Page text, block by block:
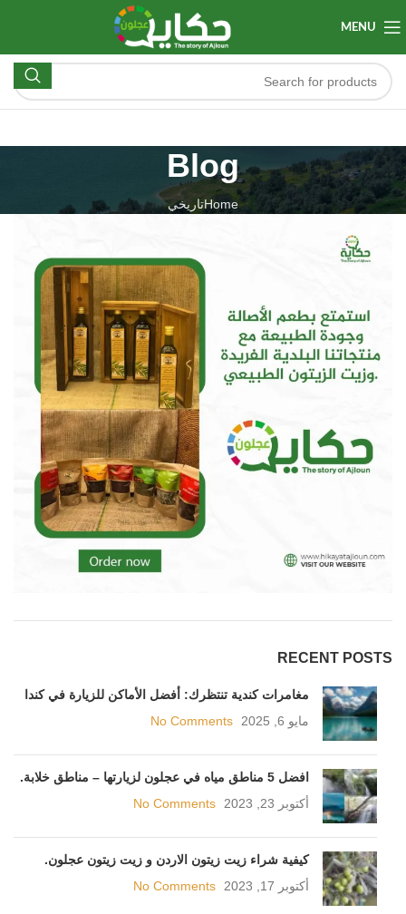
MENU
Blog
Homeتاريخي
RECENT POSTS
مغامرات كندية تنتظرك: أفضل الأماكن للزيارة في كندا
مايو 6, 2025
No Comments
افضل 5 مناطق مياه في عجلون لزيارتها – مناطق خلابة.
أكتوبر 23, 2023
No Comments
كيفية شراء زيت زيتون الاردن و زيت زيتون عجلون.
أكتوبر 17, 2023
No Comments